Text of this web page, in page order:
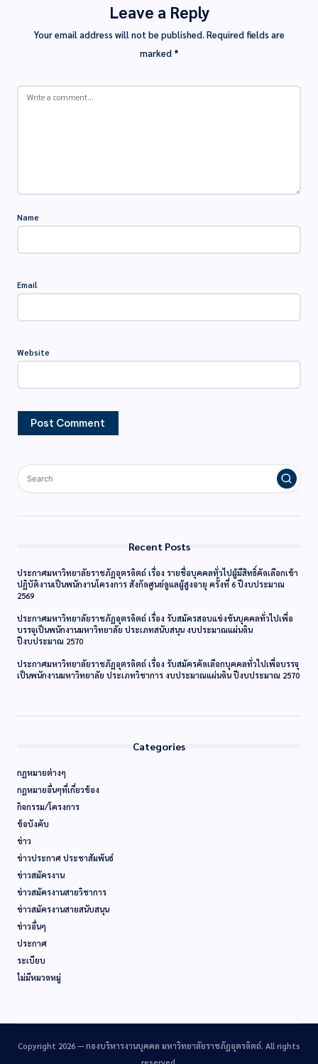
Leave a Reply
Your email address will not be published. Required fields are
marked *
Name
Email
Website
Recent Posts
ประกาศมหาวิทยาลัยราชภัฏอุตรดิตถ์ เรื่อง รายชื่อบุคคลทั่วไปผู้มีสิทธิ์คัดเลือกเข้า
ปฏิบัติงานเป็นพนักงานโครงการ สังกัดศูนย์ดูแลผู้สูงอายุ ครั้งที่ 6 ปีงบประมาณ
2569
ประกาศมหาวิทยาลัยราชภัฏอุตรดิตถ์ เรื่อง รับสมัครสอบแข่งขันบุคคลทั่วไปเพื่อ
บรรจุเป็นพนักงานมหาวิทยาลัย ประเภทสนับสนุน งบประมาณแผ่นดิน
ปีงบประมาณ 2570
ประกาศมหาวิทยาลัยราชภัฏอุตรดิตถ์ เรื่อง รับสมัครคัดเลือกบุคคลทั่วไปเพื่อบรรจุ
เป็นพนักงานมหาวิทยาลัย ประเภทวิชาการ งบประมาณแผ่นดิน ปีงบประมาณ 2570
Categories
กฏหมายต่างๆ
กฏหมายอื่นๆที่เกี่ยวข้อง
กิจกรรม/โครงการ
ข้อบังคับ
ข่าว
ข่าวประกาศ ประชาสัมพันธ์
ข่าวสมัครงาน
ข่าวสมัครงานสายวิชาการ
ข่าวสมัครงานสายสนับสนุน
ข่าวอื่นๆ
ประกาศ
ระเบียบ
ไม่มีหมวดหมู่
Copyright 2026 — กองบริหารงานบุคคล มหาวิทยาลัยราชภัฏอุตรดิตถ์. All rights